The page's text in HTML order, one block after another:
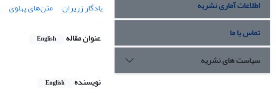
یادگار زریران
متن‌های پهلوی
عنوان مقاله English
نویسنده English
اطلاعات آماری نشریه
تماس با ما
سیاست های نشریه